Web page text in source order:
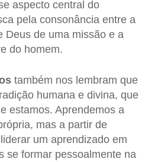
aspecto central do
pela consonância entre a
Deus de uma missão e a
do homem.
também nos lembram que
humana e divina, que
estamos. Aprendemos a
mas a partir de
um aprendizado em
se formar pessoalmente na